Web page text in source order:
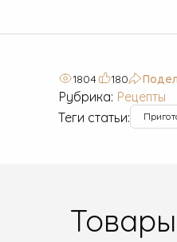
1804 180
Рубрика: Рецепты
Теги статьи: